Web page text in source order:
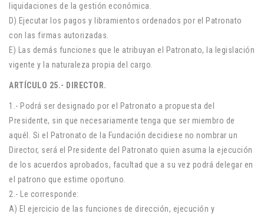
liquidaciones de la gestión económica.
D) Ejecutar los pagos y libramientos ordenados por el Patronato
con las firmas autorizadas.
E) Las demás funciones que le atribuyan el Patronato, la legislación
vigente y la naturaleza propia del cargo.
ARTÍCULO 25.- DIRECTOR.
1.- Podrá ser designado por el Patronato a propuesta del
Presidente, sin que necesariamente tenga que ser miembro de
aquél. Si el Patronato de la Fundación decidiese no nombrar un
Director, será el Presidente del Patronato quien asuma la ejecución
de los acuerdos aprobados, facultad que a su vez podrá delegar en
el patrono que estime oportuno.
2.- Le corresponde:
A) El ejercicio de las funciones de dirección, ejecución y